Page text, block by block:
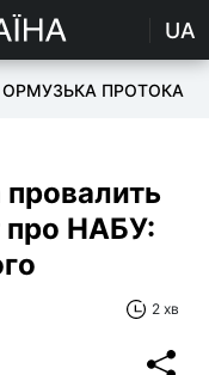
UA
ОРМУЗЬКА ПРОТОКА
про НАБУ:
2 хв